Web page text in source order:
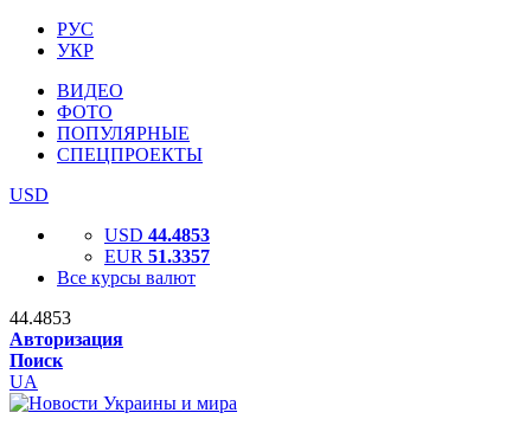
РУС
УКР
ВИДЕО
ФОТО
ПОПУЛЯРНЫЕ
СПЕЦПРОЕКТЫ
USD
USD 44.4853
EUR 51.3357
Все курсы валют
44.4853
Авторизация
Поиск
UA